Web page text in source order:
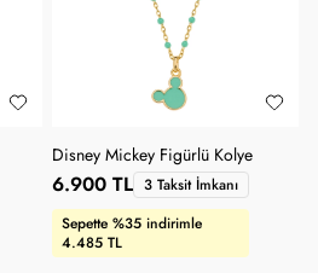
Disney Mickey Figürlü Kolye
Sepette %35 indirimle
4.485 TL
6.900 TL 3 Taksit İmkanı